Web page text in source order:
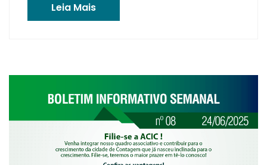
Leia Mais